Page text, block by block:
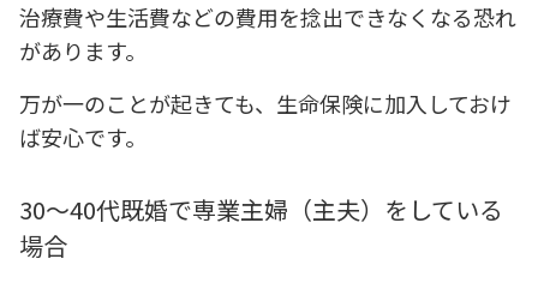
治療費や生活費などの費用を捻出できなくなる恐れ
があります。
万が一のことが起きても、生命保険に加入しておけ
ば安心です。
30～40代既婚で専業主婦（主夫）をしている
場合